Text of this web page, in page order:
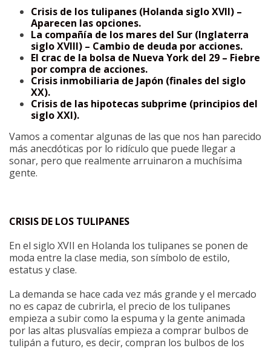
Crisis de los tulipanes (Holanda siglo XVII) –
Aparecen las opciones.
La compañía de los mares del Sur (Inglaterra
siglo XVIII) – Cambio de deuda por acciones.
El crac de la bolsa de Nueva York del 29 – Fiebre
por compra de acciones.
Crisis inmobiliaria de Japón (finales del siglo
XX).
Crisis de las hipotecas subprime (principios del
siglo XXI).
Vamos a comentar algunas de las que nos han parecido
más anecdóticas por lo ridículo que puede llegar a
sonar, pero que realmente arruinaron a muchísima
gente.
CRISIS DE LOS TULIPANES
En el siglo XVII en Holanda los tulipanes se ponen de
moda entre la clase media, son símbolo de estilo,
estatus y clase.
La demanda se hace cada vez más grande y el mercado
no es capaz de cubrirla, el precio de los tulipanes
empieza a subir como la espuma y la gente animada
por las altas plusvalías empieza a comprar bulbos de
tulipán a futuro, es decir, compran los bulbos de los